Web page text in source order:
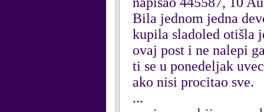
Bila jednom jedna
kupila sladoled otišla
ovaj post i ne nalepi
ti se u ponedeljak
ako nisi procitao sve.
...